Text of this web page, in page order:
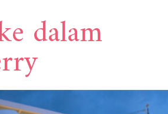
dalam